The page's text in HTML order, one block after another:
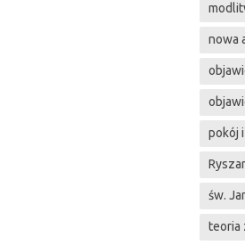
nowa
pokój
św.
teoria